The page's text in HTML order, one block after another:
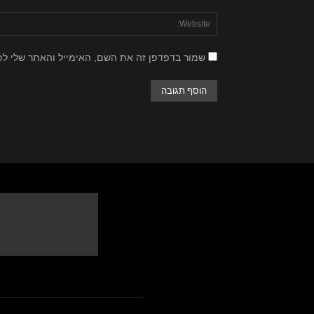
שמור בדפדפן זה את השם, האימייל והאתר שלי